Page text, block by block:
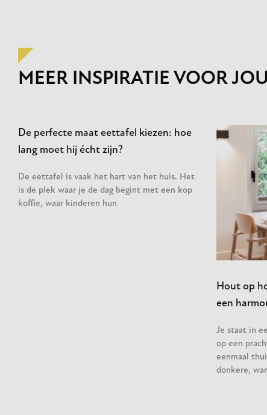
MEER INSPIRATIE VOOR JOU
De perfecte maat eettafel kiezen: hoe
lang moet hij écht zijn?
De eettafel is vaak het hart van het huis. Het
is de plek waar je de dag begint met een kop
koffie, waar kinderen hun
Hout op
een
Je staat in
op een
eenmaal
donkere,